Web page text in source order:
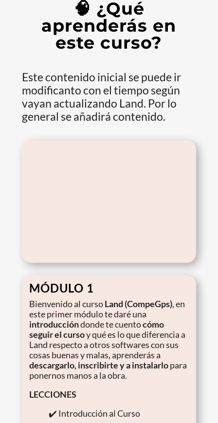
🧠 ¿Qué
aprenderás en
este curso?
Este contenido inicial se puede ir
modificanto con el tiempo según
vayan actualizando Land. Por lo
general se añadirá contenido.
MÓDULO 1
Bienvenido al cursoLand (CompeGps), en
este primer módulo te daré una
introduccióndonde te cuentocómo
seguir el cursoy qué es lo que diferencia a
Land respecto a otros softwares con sus
cosas buenas y malas, aprenderás a
descargarlo, inscribirte y a instalarlopara
ponernos manos a la obra.
LECCIONES
✔️ Introducción al Curso